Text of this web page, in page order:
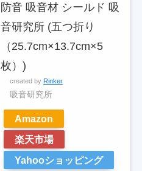
防音 吸音材 シールド 吸
音研究所 (五つ折り
（25.7cm×13.7cm×5
枚）)
created by Rinker
吸音研究所
Amazon
楽天市場
Yahooショッピング